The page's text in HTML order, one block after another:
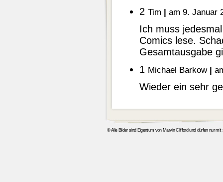
2 Tim | am 9. Januar
Ich muss
Comics lese.
Gesamtausgabe
1 Michael Barkow |
Wieder ein sehr
© Alle Bilder sind Eigentum von Marvin Clifford und dürfen nur